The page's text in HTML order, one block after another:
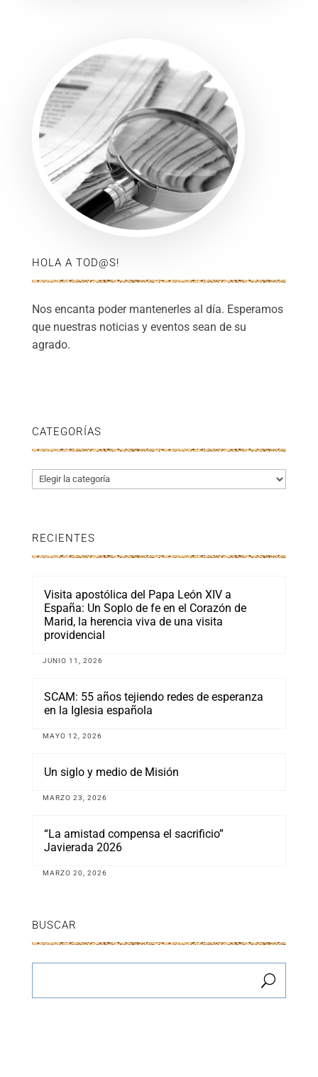
HOLA A TOD@S!
Nos encanta poder mantenerles al día. Esperamos
que nuestras noticias y eventos sean de su
agrado.
CATEGORÍAS
Categorías
RECIENTES
Visita apostólica del Papa León XIV a
España: Un Soplo de fe en el Corazón de
Marid, la herencia viva de una visita
providencial
JUNIO 11, 2026
SCAM: 55 años tejiendo redes de esperanza
en la Iglesia española
MAYO 12, 2026
Un siglo y medio de Misión
MARZO 23, 2026
“La amistad compensa el sacrificio”
Javierada 2026
MARZO 20, 2026
BUSCAR